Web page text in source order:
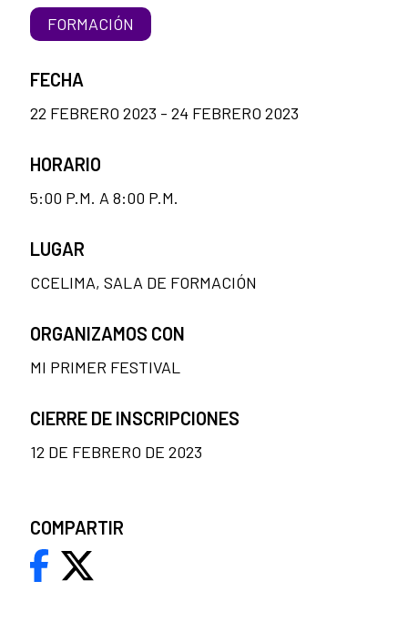
FORMACIÓN
FECHA
22 FEBRERO 2023 - 24 FEBRERO 2023
HORARIO
5:00 P.M. A 8:00 P.M.
LUGAR
CCELIMA, SALA DE FORMACIÓN
ORGANIZAMOS CON
MI PRIMER FESTIVAL
CIERRE DE INSCRIPCIONES
12 DE FEBRERO DE 2023
COMPARTIR